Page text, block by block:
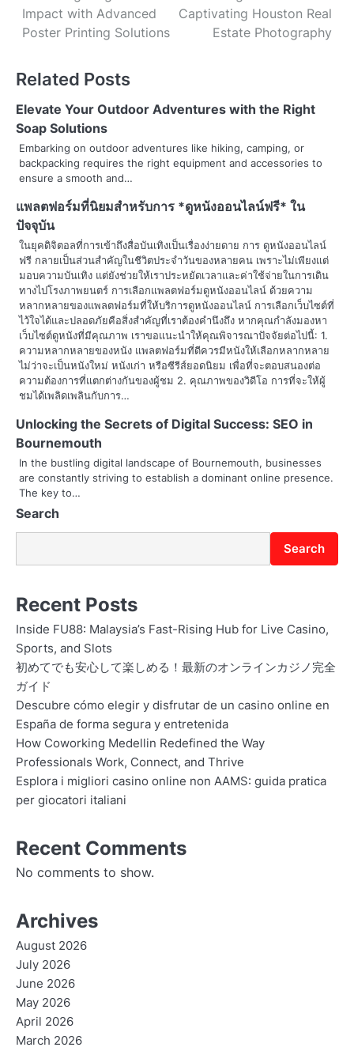
o
t
n
a
v
i
g
a
t
i
o
n
Impact with Advanced
Poster Printing Solutions
Captivating Houston Real
Estate Photography
Related Posts
Elevate Your Outdoor Adventures with the Right
Soap Solutions
Embarking on outdoor adventures like hiking, camping, or
backpacking requires the right equipment and accessories to
ensure a smooth and…
แพลตฟอร์มที่นิยมสำหรับการ *ดูหนังออนไลน์ฟรี* ใน
ปัจจุบัน
ในยุคดิจิตอลที่การเข้าถึงสื่อบันเทิงเป็นเรื่องง่ายดาย การ ดูหนังออนไลน์
ฟรี กลายเป็นส่วนสำคัญในชีวิตประจำวันของหลายคน เพราะไม่เพียงแต่
มอบความบันเทิง แต่ยังช่วยให้เราประหยัดเวลาและค่าใช้จ่ายในการเดิน
ทางไปโรงภาพยนตร์ การเลือกแพลตฟอร์มดูหนังออนไลน์ ด้วยความ
หลากหลายของแพลตฟอร์มที่ให้บริการดูหนังออนไลน์ การเลือกเว็บไซต์ที่
ไว้ใจได้และปลอดภัยคือสิ่งสำคัญที่เราต้องคำนึงถึง หากคุณกำลังมองหา
เว็บไซต์ดูหนังที่มีคุณภาพ เราขอแนะนำให้คุณพิจารณาปัจจัยต่อไปนี้: 1.
ความหลากหลายของหนัง แพลตฟอร์มที่ดีควรมีหนังให้เลือกหลากหลาย
ไม่ว่าจะเป็นหนังใหม่ หนังเก่า หรือซีรีส์ยอดนิยม เพื่อที่จะตอบสนองต่อ
ความต้องการที่แตกต่างกันของผู้ชม 2. คุณภาพของวิดีโอ การที่จะให้ผู้
ชมได้เพลิดเพลินกับการ…
Unlocking the Secrets of Digital Success: SEO in
Bournemouth
In the bustling digital landscape of Bournemouth, businesses
are constantly striving to establish a dominant online presence.
The key to…
Search
Search
Recent Posts
Inside FU88: Malaysia’s Fast-Rising Hub for Live Casino,
Sports, and Slots
初めてでも安心して楽しめる！最新のオンラインカジノ完全
ガイド
Descubre cómo elegir y disfrutar de un casino online en
España de forma segura y entretenida
How Coworking Medellin Redefined the Way
Professionals Work, Connect, and Thrive
Esplora i migliori casino online non AAMS: guida pratica
per giocatori italiani
Recent Comments
No comments to show.
Archives
August 2026
July 2026
June 2026
May 2026
April 2026
March 2026